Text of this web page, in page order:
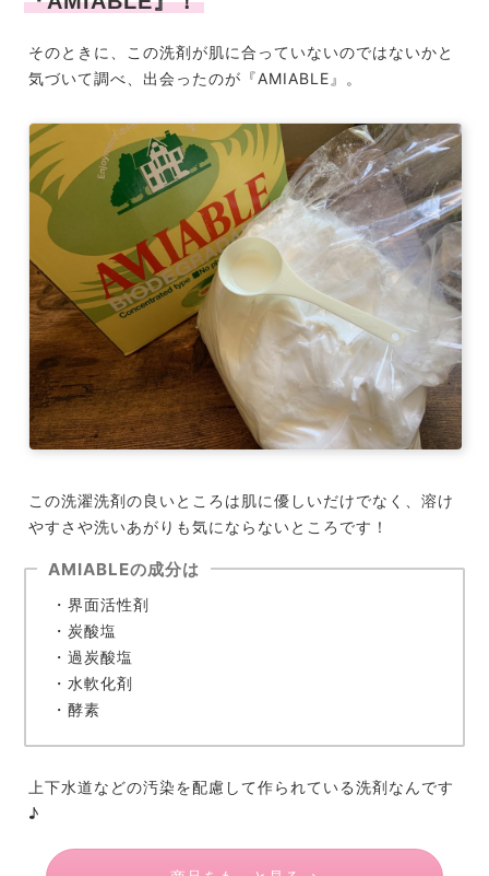
そのときに、この洗剤が肌に合っていないのではないかと
気づいて調べ、出会ったのが『AMIABLE』。
この洗濯洗剤の良いところは肌に優しいだけでなく、溶け
やすさや洗いあがりも気にならないところです！
AMIABLEの成分は
・界面活性剤
・炭酸塩
・過炭酸塩
・水軟化剤
・酵素
上下水道などの汚染を配慮して作られている洗剤なんです
♪